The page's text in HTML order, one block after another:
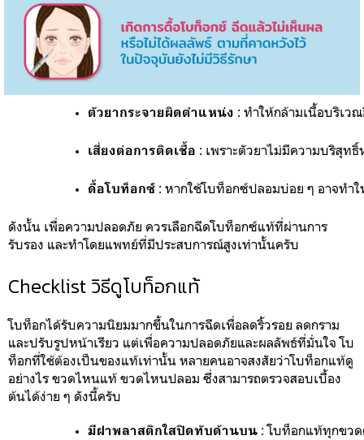
ตัวยากระจายผิดตำแหน่ง : ทำให้กล้ามเนื้อบริเว
เสี่ยงต่อการติดเชื้อ : เพราะตัวยาไม่มีความบริสุท
ดื้อโบท็อกซ์ : หากใช้โบท็อกซ์ปลอมบ่อย ๆ อาจทำ
ดังนั้น เพื่อความปลอดภัย ควรเลือกฉีดโบท็อกซ์แท้ที่ผ่านการ
รับรอง และทำโดยแพทย์ที่มีประสบการณ์สูงเท่านั้นครับ
Checklist วิธีดูโบท็อกแท้
โบท็อกได้รับความนิยมมากขึ้นในการฉีดเพื่อลดริ้วรอย ลดกราม
และปรับรูปหน้าเรียว แต่เพื่อความปลอดภัยและผลลัพธ์ที่มั่นใจ โบ
ท็อกที่ใช้ต้องเป็นของแท้เท่านั้น หลายคนอาจสงสัยว่าโบท็อกแท้ดู
อย่างไร ขวดไหนแท้ ขวดไหนปลอม ซึ่งสามารถตรวจสอบเบื้อง
ต้นได้ง่าย ๆ ดังนี้ครับ
มีฝาพลาสติกใสปิดทับด้านบน : โบท็อกแท้ทุกขวด